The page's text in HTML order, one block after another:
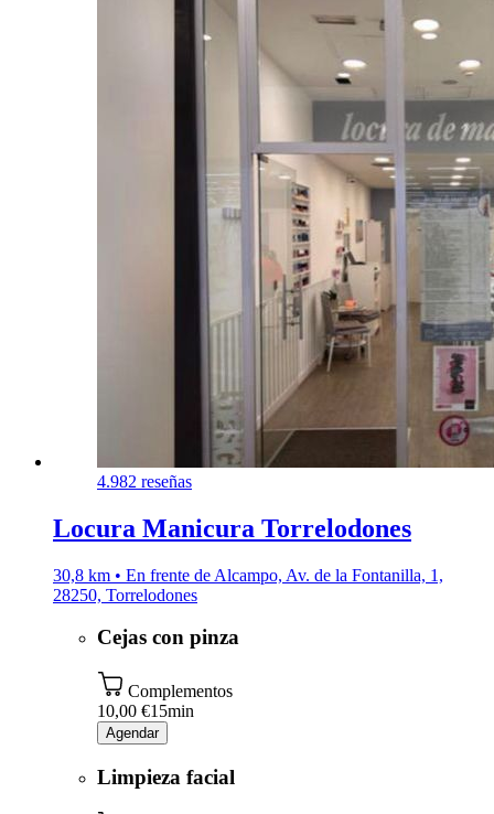
4.982 reseñas
Locura Manicura Torrelodones
30,8 km • En frente de Alcampo, Av. de la Fontanilla, 1,
28250, Torrelodones
Cejas con pinza
Complementos
10,00 €15min
Agendar
Limpieza facial